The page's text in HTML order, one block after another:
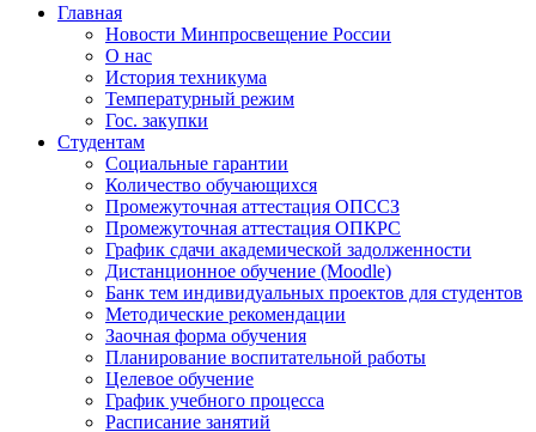
Главная
Новости Минпросвещение России
О нас
История техникума
Температурный режим
Гос. закупки
Студентам
Социальные гарантии
Количество обучающихся
Промежуточная аттестация ОПССЗ
Промежуточная аттестация ОПКРС
График сдачи академической задолженности
Дистанционное обучение (Moodle)
Банк тем индивидуальных проектов для студентов
Методические рекомендации
Заочная форма обучения
Планирование воспитательной работы
Целевое обучение
График учебного процесса
Расписание занятий